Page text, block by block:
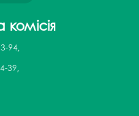
94,
39,